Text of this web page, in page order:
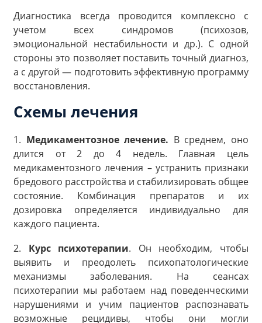
Диагностика всегда проводится комплексно с
учетом всех синдромов (психозов,
эмоциональной нестабильности и др.). С одной
стороны это позволяет поставить точный диагноз,
а с другой — подготовить эффективную программу
восстановления.
Схемы лечения
1. Медикаментозное лечение. В среднем, оно
длится от 2 до 4 недель. Главная цель
медикаментозного лечения – устранить признаки
бредового расстройства и стабилизировать общее
состояние. Комбинация препаратов и их
дозировка определяется индивидуально для
каждого пациента.
2. Курс психотерапии. Он необходим, чтобы
выявить и преодолеть психопатологические
механизмы заболевания. На сеансах
психотерапии мы работаем над поведенческими
нарушениями и учим пациентов распознавать
возможные рецидивы, чтобы они могли